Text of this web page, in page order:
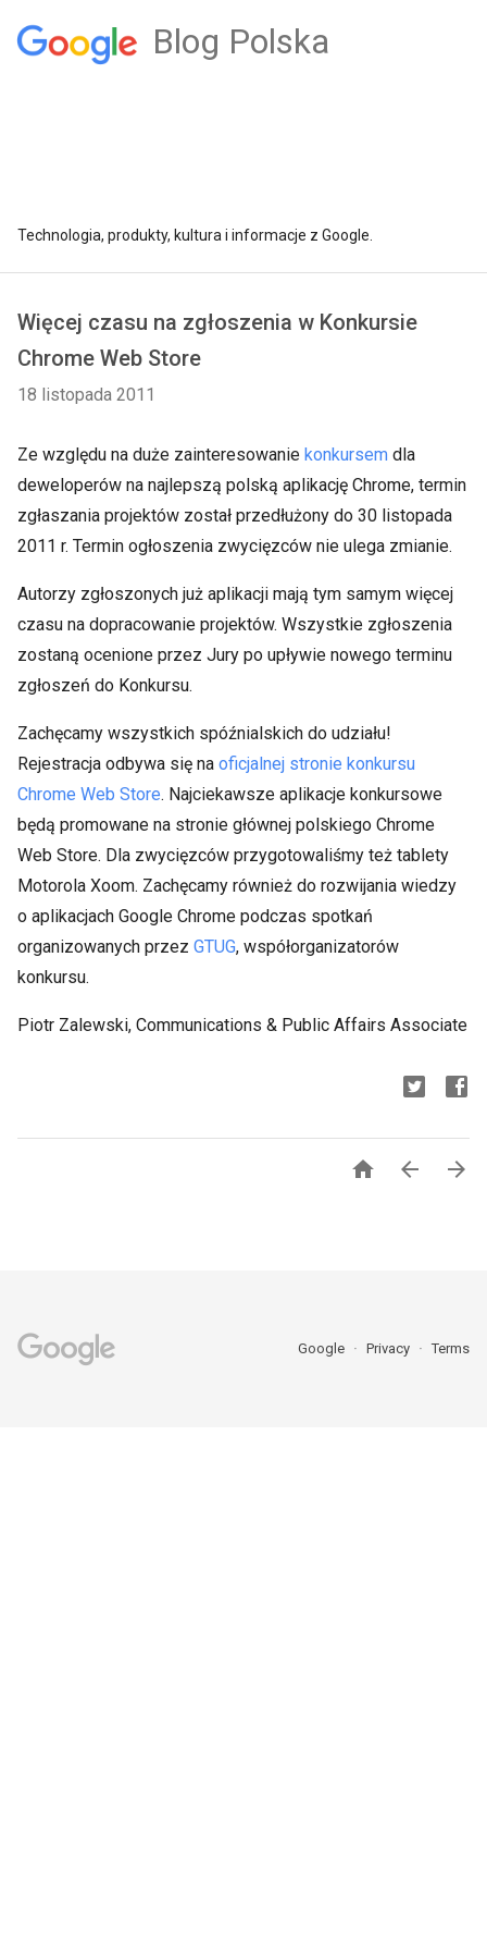
Blog Polska
Technologia, produkty, kultura i informacje z Google.
Więcej czasu na zgłoszenia w Konkursie
Chrome Web Store
18 listopada 2011
Ze względu na duże zainteresowanie konkursem dla
deweloperów na najlepszą polską aplikację Chrome, termin
zgłaszania projektów został przedłużony do 30 listopada
2011 r. Termin ogłoszenia zwycięzców nie ulega zmianie.
Autorzy zgłoszonych już aplikacji mają tym samym więcej
czasu na dopracowanie projektów. Wszystkie zgłoszenia
zostaną ocenione przez Jury po upływie nowego terminu
zgłoszeń do Konkursu.
Zachęcamy wszystkich spóźnialskich do udziału!
Rejestracja odbywa się na oficjalnej stronie konkursu
Chrome Web Store. Najciekawsze aplikacje konkursowe
będą promowane na stronie głównej polskiego Chrome
Web Store. Dla zwycięzców przygotowaliśmy też tablety
Motorola Xoom. Zachęcamy również do rozwijania wiedzy
o aplikacjach Google Chrome podczas spotkań
organizowanych przez GTUG, współorganizatorów
konkursu.
Piotr Zalewski, Communications & Public Affairs Associate
  
Google Privacy Terms